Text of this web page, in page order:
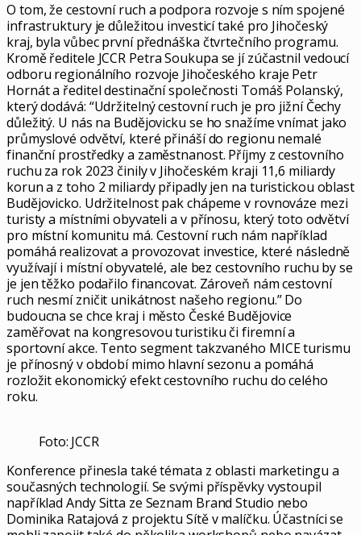
O tom, že cestovní ruch a podpora rozvoje s ním spojené
infrastruktury je důležitou investicí také pro Jihočeský
kraj, byla vůbec první přednáška čtvrtečního programu.
Kromě ředitele JCCR Petra Soukupa se jí zúčastnil vedoucí
odboru regionálního rozvoje Jihočeského kraje Petr
Hornát a ředitel destinační společnosti Tomáš Polanský,
který dodává: “Udržitelný cestovní ruch je pro jižní Čechy
důležitý. U nás na Budějovicku se ho snažíme vnímat jako
průmyslové odvětví, které přináší do regionu nemalé
finanční prostředky a zaměstnanost. Příjmy z cestovního
ruchu za rok 2023 činily v Jihočeském kraji 11,6 miliardy
korun a z toho 2 miliardy připadly jen na turistickou oblast
Budějovicko. Udržitelnost pak chápeme v rovnováze mezi
turisty a místními obyvateli a v přínosu, který toto odvětví
pro místní komunitu má. Cestovní ruch nám například
pomáhá realizovat a provozovat investice, které následně
využívají i místní obyvatelé, ale bez cestovního ruchu by se
je jen těžko podařilo financovat. Zároveň nám cestovní
ruch nesmí zničit unikátnost našeho regionu.” Do
budoucna se chce kraj i město České Budějovice
zaměřovat na kongresovou turistiku či firemní a
sportovní akce. Tento segment takzvaného MICE turismu
je přínosný v období mimo hlavní sezonu a pomáhá
rozložit ekonomický efekt cestovního ruchu do celého
roku.
Foto: JCCR
Konference přinesla také témata z oblasti marketingu a
současných technologií. Se svými příspěvky vystoupil
například Andy Sitta ze Seznam Brand Studio nebo
Dominika Ratajová z projektu Sítě v malíčku. Účastníci se